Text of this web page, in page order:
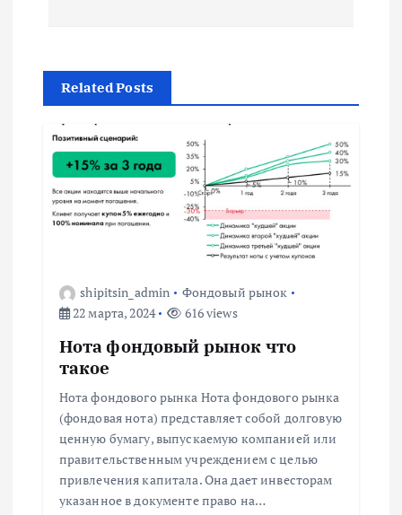
г
ц
и
Related Posts
shipitsin_admin
Фондовый рынок
22 марта, 2024
616 views
Нота фондовый рынок что
такое
Нота фондового рынка Нота фондового рынка
(фондовая нота) представляет собой долговую
ценную бумагу, выпускаемую компанией или
правительственным учреждением с целью
привлечения капитала. Она дает инвесторам
указанное в документе право на…